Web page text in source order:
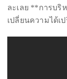
appropriate
ละเลย **การบริ
เปลี่ยนความได้เ